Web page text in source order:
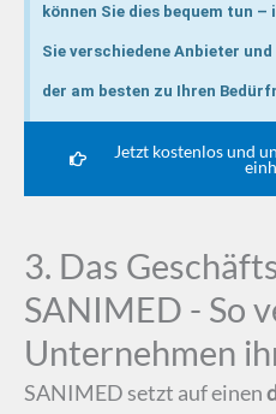
können Sie dies bequem tun
Sie verschiedene Anbieter
der am besten zu Ihren
Jetzt kostenlos und
3. Das
SANIMED - So
Unternehmen
SANIMED setzt auf einen